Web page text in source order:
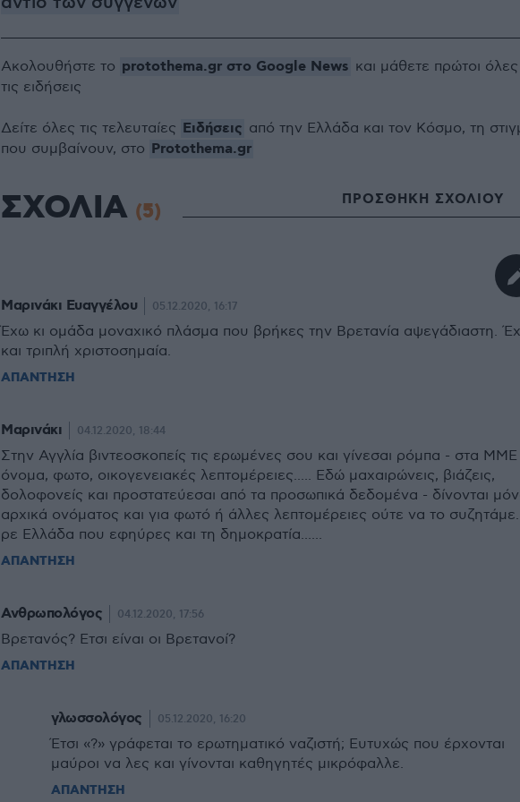
Ακολουθήστε το protothema.gr στο Google News και μάθετε πρώτοι όλες
τις ειδήσεις
Δείτε όλες τις τελευταίες Ειδήσεις από την Ελλάδα και τον Κόσμο, τη
που συμβαίνουν, στο Protothema.gr
ΣΧΟΛΙΑ (5) ΠΡΟΣΘΗΚΗ ΣΧΟΛΙΟΥ
Μαρινάκι Ευαγγέλου 05.12.2020, 16:17
Έχω κι ομάδα μοναχικό πλάσμα που βρήκες την Βρετανία αψεγάδιαστη.
και τριπλή χριστοσημαία.
ΑΠΑΝΤΗΣΗ
Μαρινάκι 04.12.2020, 18:44
Στην Αγγλία βιντεοσκοπείς τις ερωμένες σου και γίνεσαι ρόμπα - στα ΜΜΕ
όνομα, φωτο, οικογενειακές λεπτομέρειες..... Εδώ μαχαιρώνεις, βιάζεις,
δολοφονείς και προστατεύεσαι από τα προσωπικά δεδομένα - δίνονται
αρχικά ονόματος και για φωτό ή άλλες λεπτομέρειες ούτε να το
ρε Ελλάδα που εφηύρες και τη δημοκρατία......
ΑΠΑΝΤΗΣΗ
Ανθρωπολόγος 04.12.2020, 17:56
Βρετανός? Ετσι είναι οι Βρετανοί?
ΑΠΑΝΤΗΣΗ
γλωσσολόγος 05.12.2020, 16:20
Έτσι «?» γράφεται το ερωτηματικό ναζιστή; Ευτυχώς που έρχονται
μαύροι να λες και γίνονται καθηγητές μικρόφαλλε.
ΑΠΑΝΤΗΣΗ